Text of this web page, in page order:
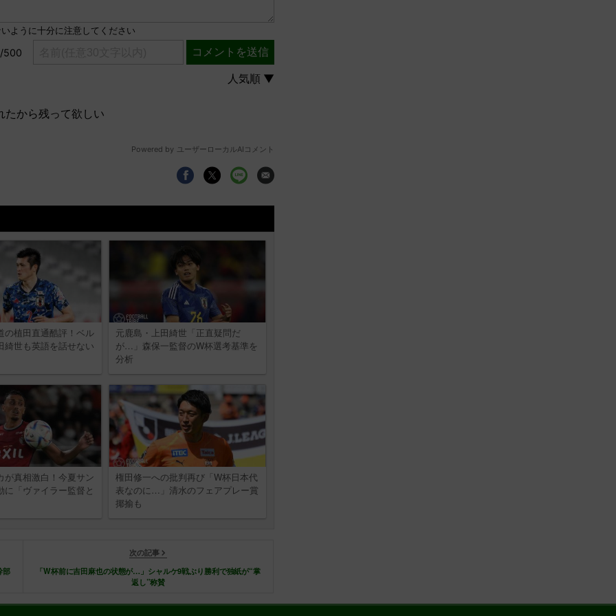
の植田直通酷評！ベル
綺世も英語を話せない
元鹿島・上田綺世「正直疑問だ
が…」森保一監督のW杯選考基準を
分析
が真相激白！今夏サン
に「ヴァイラー監督と
権田修一への批判再び「W杯日本代
表なのに…」清水のフェアプレー賞
揶揄も
部
次の記事
「W杯前に吉田麻也の状態が…」シャルケ9戦ぶり勝利で独紙が“掌
返し”称賛